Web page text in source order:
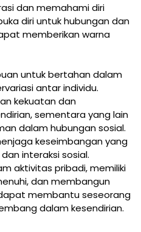
dan memahami diri
diri untuk hubungan dan
memberikan warna
untuk bertahan dalam
antar individu.
kekuatan dan
sementara yang lain
dalam hubungan sosial.
keseimbangan yang
interaksi sosial.
aktivitas pribadi, memiliki
dan membangun
membantu seseorang
dalam kesendirian.